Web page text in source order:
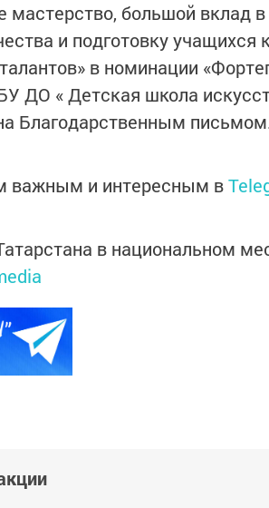
мастерство, большой вклад в
и подготовку
в номинации
ДО « Детская школа
Благодарственным
важным и интересным в
в национальном